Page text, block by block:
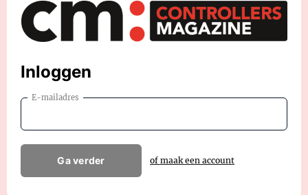
Inloggen
E-mailadres
Ga verder of maak een account